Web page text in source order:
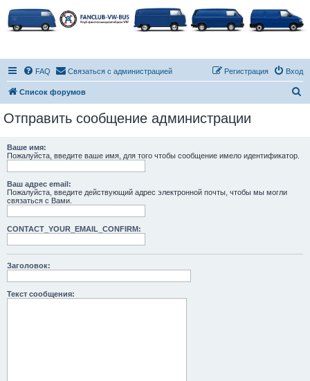
FAQ Связаться с администрацией Вход
Регистрация
Список форумов
Отправить сообщение администрации
Ваше имя:
Пожалуйста, введите ваше имя, для того чтобы сообщение имело идентификатор.
Ваш адрес email:
Пожалуйста, введите действующий адрес электронной почты, чтобы мы могли
связаться с Вами.
CONTACT_YOUR_EMAIL_CONFIRM:
Заголовок:
Текст сообщения: